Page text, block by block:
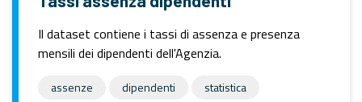
Il dataset contiene i tassi di assenza e presenza
mensili dei dipendenti dell'Agenzia.
assenze dipendenti statistica